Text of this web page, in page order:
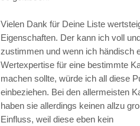
Vielen Dank für Deine Liste
Eigenschaften. Der kann ich voll
zustimmen und wenn ich händisch
Wertexpertise für eine bestimmte
machen sollte, würde ich all diese
einbeziehen. Bei den allermeisten
haben sie allerdings keinen allzu
Einfluss, weil diese eben kein